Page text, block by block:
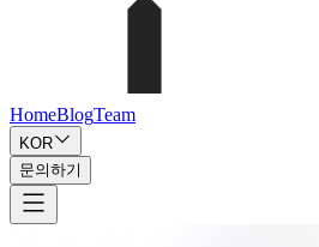
HomeBlogTeam
KOR
문의하기